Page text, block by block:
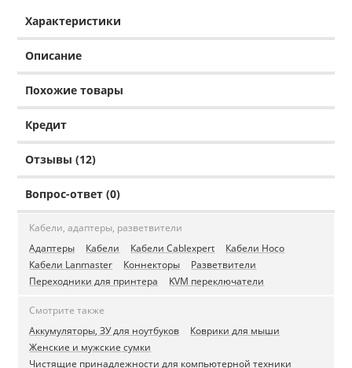
Характеристики
Описание
Похожие товары
Кредит
Отзывы (12)
Вопрос-ответ (0)
Кабели, адаптеры, разветвители
Адаптеры
Кабели Кабели Cablexpert
Кабели Hoco
Кабели Lanmaster
Коннекторы
Разветвители
Переходники для принтера
KVM переключатели
Смотрите также
Аккумуляторы, ЗУ для ноутбуков
Коврики для мыши
Женские и мужские сумки
Чистящие принадлежности для компьютерной техники